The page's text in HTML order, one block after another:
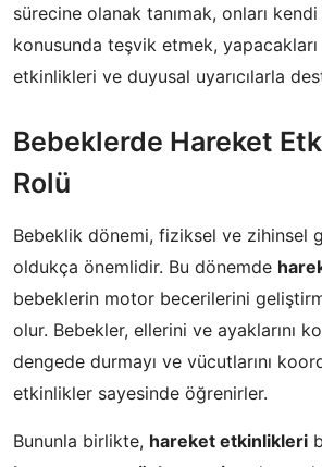
sürecine olanak tanımak, onları
konusunda teşvik etmek,
etkinlikleri ve duyusal uyarıcılarla
Bebeklerde Hareket
Rolü
Bebeklik dönemi, fiziksel ve zihinsel
oldukça önemlidir. Bu dönemde
bebeklerin motor becerilerini
olur. Bebekler, ellerini ve ayaklarını
dengede durmayı ve vücutlarını
etkinlikler sayesinde öğrenirler.
Bununla birlikte, hareket etkinlikleri